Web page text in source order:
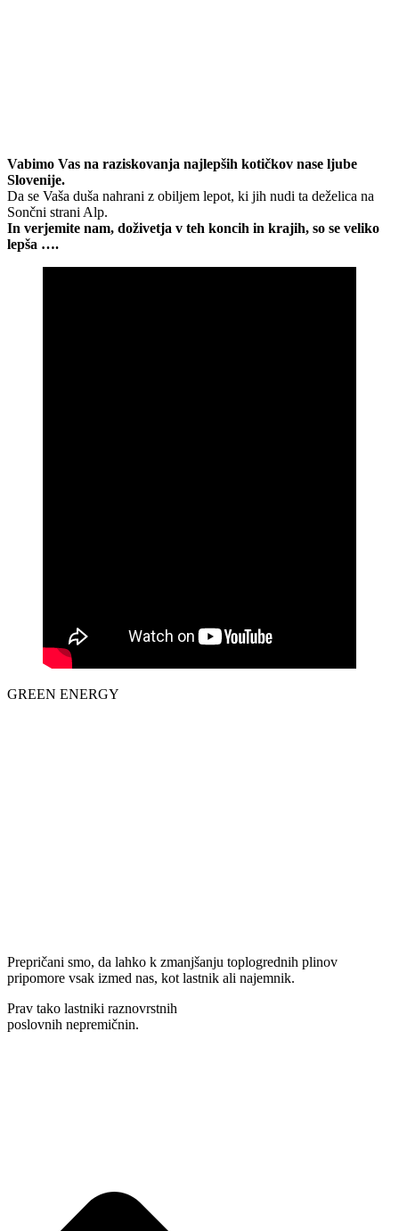
Vabimo Vas na raziskovanja najlepših kotičkov nase ljube
Slovenije.
Da se Vaša duša nahrani z obiljem lepot, ki jih nudi ta deželica na
Sončni strani Alp.
In verjemite nam, doživetja v teh koncih in krajih, so se veliko
lepša ….
GREEN ENERGY
Prepričani smo, da lahko k zmanjšanju toplogrednih plinov
pripomore vsak izmed nas, kot lastnik ali najemnik.
Prav tako lastniki raznovrstnih
poslovnih nepremičnin.